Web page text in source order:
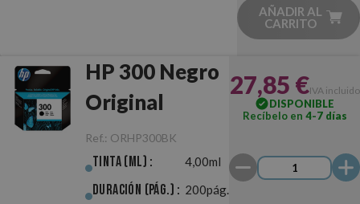
AÑADIR AL
CARRITO
HP 300 Negro
Original
Ref.: ORHP300BK
Tinta (ml) : 4,00ml
Duración (pág.) : 200pág.
27,85 €IVA incluido
DISPONIBLE
Recíbelo en 4-7 días